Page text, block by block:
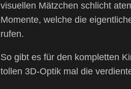
visuellen Mätzchen schlicht
Momente, welche die
rufen.
So gibt es für den kompletten
tollen 3D-Optik mal die